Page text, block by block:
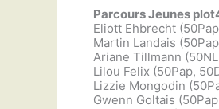
Parcours Jeunes
Eliott Ehbrecht
Martin Landais
Ariane Tillmann
Lilou Felix (50Pap,
Lizzie Mongodin
Gwenn Goltais